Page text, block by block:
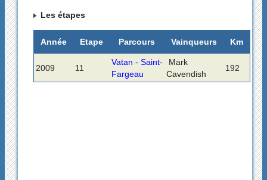
Les étapes
Année Etape Parcours Vainqueurs Km
2009 11
Vatan - Saint-
Fargeau
Mark
Cavendish
192